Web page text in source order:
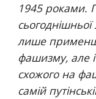
1945 роками.
лише
фашизму, але і
схожого на
самій